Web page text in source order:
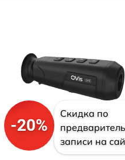
-20%
Скидка по
записи на